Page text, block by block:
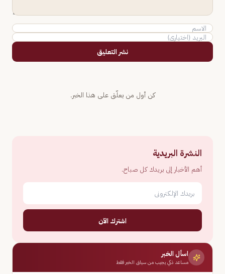
نشر التعليق
كن أول من يعلّق على هذا الخبر.
النشرة البريدية
أهم الأخبار إلى بريدك كل صباح.
اشترك الآن
اسأل الخبر
مساعد ذكي يجيب من سياق الخبر فقط